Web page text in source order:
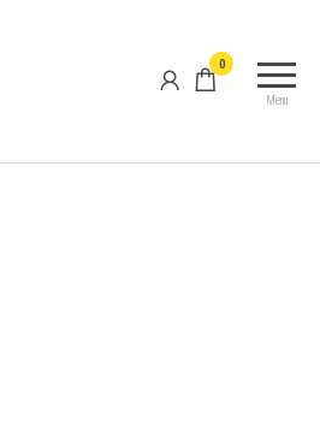
products
Menu
0